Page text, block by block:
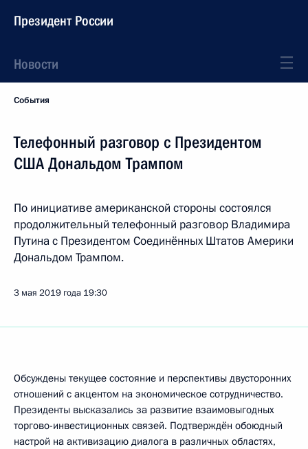
Президент России
Новости
События
Телефонный разговор с Президентом
США Дональдом Трампом
По инициативе американской стороны состоялся
продолжительный телефонный разговор Владимира
Путина с Президентом Соединённых Штатов Америки
Дональдом Трампом.
3 мая 2019 года 19:30
Обсуждены текущее состояние и перспективы двусторонних
отношений с акцентом на экономическое сотрудничество.
Президенты высказались за развитие взаимовыгодных
торгово-инвестиционных связей. Подтверждён обоюдный
настрой на активизацию диалога в различных областях,